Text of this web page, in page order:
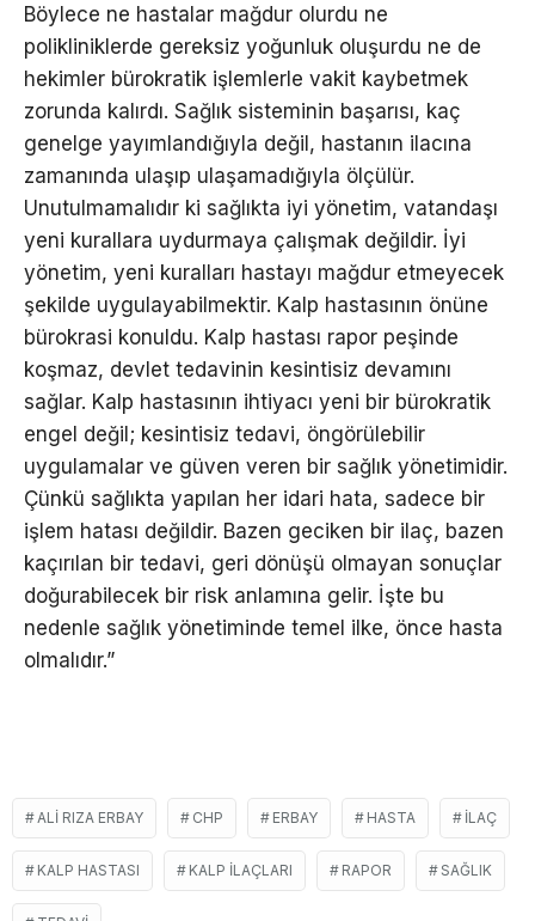
Böylece ne hastalar mağdur olurdu ne
polikliniklerde gereksiz yoğunluk oluşurdu ne de
hekimler bürokratik işlemlerle vakit kaybetmek
zorunda kalırdı. Sağlık sisteminin başarısı, kaç
genelge yayımlandığıyla değil, hastanın ilacına
zamanında ulaşıp ulaşamadığıyla ölçülür.
Unutulmamalıdır ki sağlıkta iyi yönetim, vatandaşı
yeni kurallara uydurmaya çalışmak değildir. İyi
yönetim, yeni kuralları hastayı mağdur etmeyecek
şekilde uygulayabilmektir. Kalp hastasının önüne
bürokrasi konuldu. Kalp hastası rapor peşinde
koşmaz, devlet tedavinin kesintisiz devamını
sağlar. Kalp hastasının ihtiyacı yeni bir bürokratik
engel değil; kesintisiz tedavi, öngörülebilir
uygulamalar ve güven veren bir sağlık yönetimidir.
Çünkü sağlıkta yapılan her idari hata, sadece bir
işlem hatası değildir. Bazen geciken bir ilaç, bazen
kaçırılan bir tedavi, geri dönüşü olmayan sonuçlar
doğurabilecek bir risk anlamına gelir. İşte bu
nedenle sağlık yönetiminde temel ilke, önce hasta
olmalıdır.”
ALI RIZA ERBAY CHP ERBAY HASTA İLAÇ
KALP HASTASI KALP ILAÇLARI RAPOR SAĞLIK